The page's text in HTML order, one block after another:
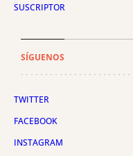
SUSCRIPTOR
SÍGUENOS
TWITTER
FACEBOOK
INSTAGRAM